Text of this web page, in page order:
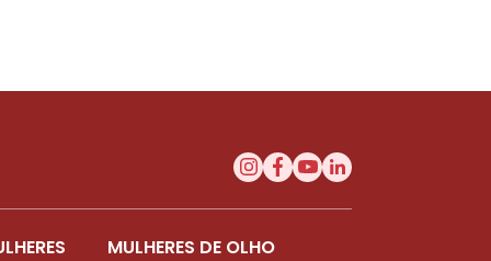
MULHERES DE OLHO